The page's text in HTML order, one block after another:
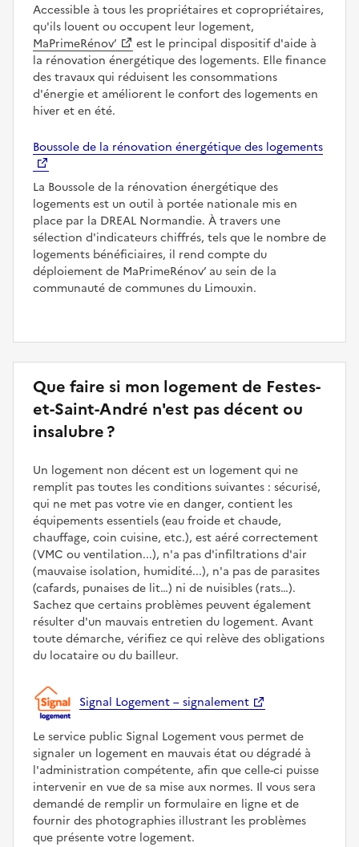
Accessible à tous les propriétaires et copropriétaires,
qu'ils louent ou occupent leur logement,
MaPrimeRénov’
est le principal dispositif d'aide à
la rénovation énergétique des logements. Elle finance
des travaux qui réduisent les consommations
d'énergie et améliorent le confort des logements en
hiver et en été.
Boussole de la rénovation énergétique des logements
La Boussole de la rénovation énergétique des
logements est un outil à portée nationale mis en
place par la DREAL Normandie. À travers une
sélection d'indicateurs chiffrés, tels que le nombre de
logements bénéficiaires, il rend compte du
déploiement de MaPrimeRénov’ au sein de la
communauté de communes du Limouxin.
Que faire si mon logement de Festes-
et-Saint-André n'est pas décent ou
insalubre ?
Un logement non décent est un logement qui ne
remplit pas toutes les conditions suivantes : sécurisé,
qui ne met pas votre vie en danger, contient les
équipements essentiels (eau froide et chaude,
chauffage, coin cuisine, etc.), est aéré correctement
(VMC ou ventilation...), n'a pas d'infiltrations d'air
(mauvaise isolation, humidité...), n'a pas de parasites
(cafards, punaises de lit…) ni de nuisibles (rats…).
Sachez que certains problèmes peuvent également
résulter d'un mauvais entretien du logement. Avant
toute démarche, vérifiez ce qui relève des obligations
du locataire ou du bailleur.
Signal Logement – signalement
Le service public Signal Logement vous permet de
signaler un logement en mauvais état ou dégradé à
l'administration compétente, afin que celle-ci puisse
intervenir en vue de sa mise aux normes. Il vous sera
demandé de remplir un formulaire en ligne et de
fournir des photographies illustrant les problèmes
que présente votre logement.